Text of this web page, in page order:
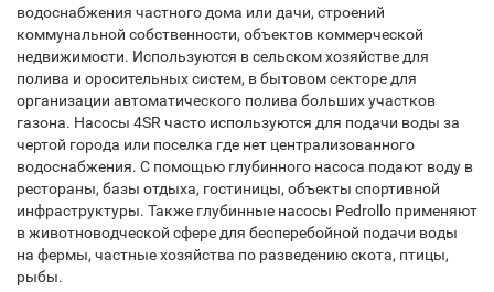
водоснабжения частного дома или дачи, строений
коммунальной собственности, объектов коммерческой
недвижимости. Используются в сельском хозяйстве для
полива и оросительных систем, в бытовом секторе для
организации автоматического полива больших участков
газона. Насосы 4SR часто используются для подачи воды за
чертой города или поселка где нет централизованного
водоснабжения. С помощью глубинного насоса подают воду в
рестораны, базы отдыха, гостиницы, объекты спортивной
инфраструктуры. Также глубинные насосы Pedrollo применяют
в животноводческой сфере для бесперебойной подачи воды
на фермы, частные хозяйства по разведению скота, птицы,
рыбы.